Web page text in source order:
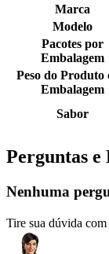
Marca
Modelo
Pacotes por
Embalagem
Peso do Produto
Embalagem
Sabor
Perguntas e
Nenhuma
Tire sua dúvida